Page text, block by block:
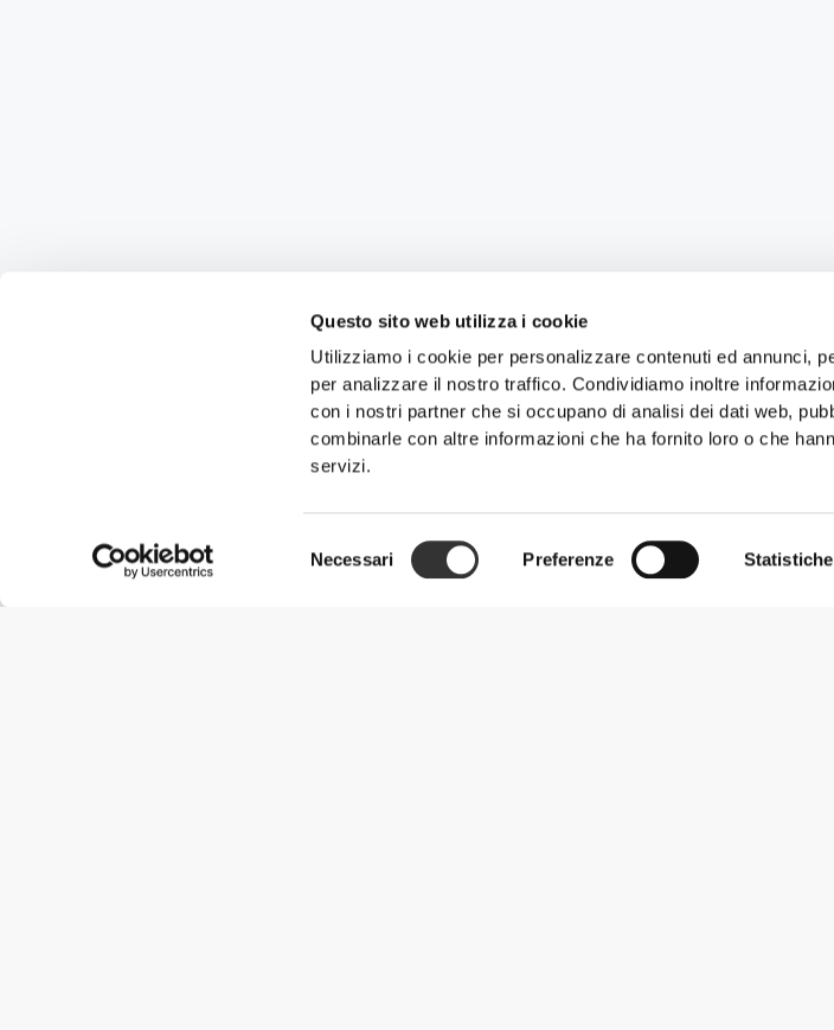
Questo sito web utilizza i cookie
Utilizziamo i cookie per personalizzare contenuti ed annunci,
per analizzare il nostro traffico. Condividiamo inoltre
con i nostri partner che si occupano di analisi dei dati web,
combinarle con altre informazioni che ha fornito loro o che
servizi.
del
Necessari Preferenze Statistiche